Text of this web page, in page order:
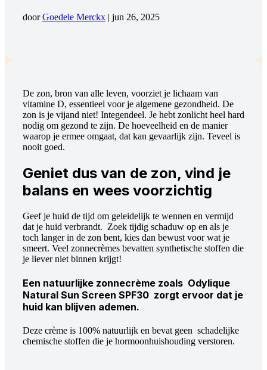
doorGoedele Merckx | jun 26, 2025
De zon, bron van alle leven, voorziet je lichaam van
vitamine D, essentieel voor je algemene gezondheid. De
zon is je vijand niet! Integendeel. Je hebt zonlicht heel hard
nodig om gezond te zijn. De hoeveelheid en de manier
waarop je ermee omgaat, dat kan gevaarlijk zijn. Teveel is
nooit goed.
Geniet dus van de zon, vind je
balans en wees voorzichtig
Geef je huid de tijd om geleidelijk te wennen en vermijd
dat je huid verbrandt. Zoek tijdig schaduw op en als je
toch langer in de zon bent, kies dan bewust voor wat je
smeert. Veel zonnecrèmes bevatten synthetische stoffen die
je liever niet binnen krijgt!
Een natuurlijke zonnecrème zoals Odylique
Natural Sun Screen SPF30 zorgt ervoor dat je
huid kan blijven ademen.
Deze crème is 100% natuurlijk en bevat geen schadelijke
chemische stoffen die je hormoonhuishouding verstoren.